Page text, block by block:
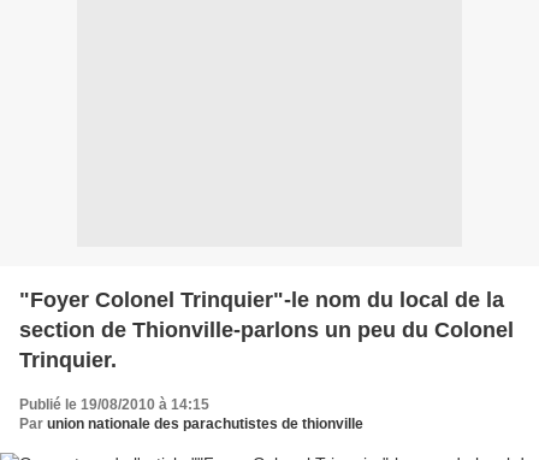
"Foyer Colonel Trinquier"-le nom du local de la
section de Thionville-parlons un peu du Colonel
Trinquier.
Publié le 19/08/2010 à 14:15
Par union nationale des parachutistes de thionville